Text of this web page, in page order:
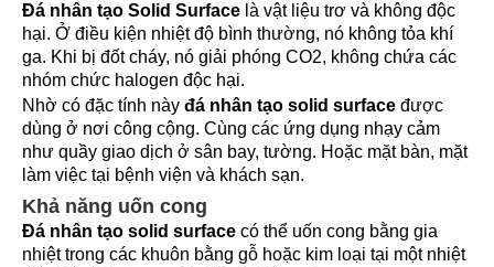
Đá nhân tạo Solid Surface là vật liệu trơ và không độc
hại. Ở điều kiện nhiệt độ bình thường, nó không tỏa khí
ga. Khi bị đốt cháy, nó giải phóng CO2, không chứa các
nhóm chức halogen độc hại.
Nhờ có đặc tính này đá nhân tạo solid surface được
dùng ở nơi công cộng. Cùng các ứng dụng nhạy cảm
như quầy giao dịch ở sân bay, tường. Hoặc mặt bàn, mặt
làm việc tại bệnh viện và khách sạn.
Khả năng uốn cong
Đá nhân tạo solid surface có thể uốn cong bằng gia
nhiệt trong các khuôn bằng gỗ hoặc kim loại tại một nhiệt